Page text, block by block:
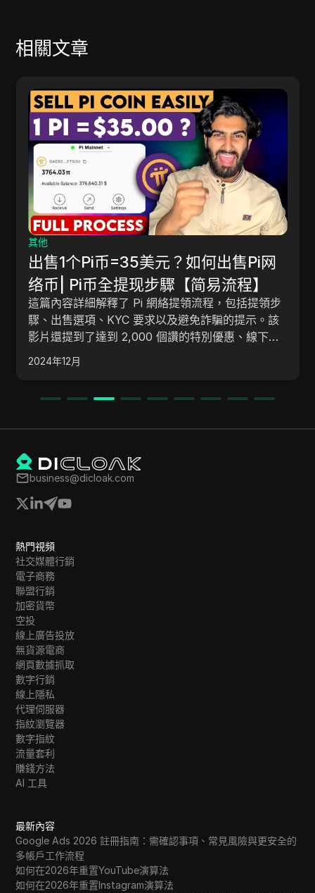
相關文章
加密貨幣
新的巨大 #cryptoairdroptoday | 在
#binance 賺取並申請免費的 Busd |
#instantwithdrawalairdrop
這篇內容概述了在加密貨幣中各種賺錢機會，特別是
通過幣安。 它討論了免費空投、如何領取代幣、參
加幣安支付、參與一美元遊戲，以及有關中本聰挖礦
的最新消息。 這篇文章強調了潛在的可觀收益，並
鼓勵因為時間敏感的機會而迅速行動。
2024年12月
business@dicloak.com
熱門視頻
社交媒體行銷
電子商務
聯盟行銷
加密貨幣
空投
線上廣告投放
無貨源電商
網頁數據抓取
數字行銷
線上隱私
代理伺服器
指紋瀏覽器
數字指紋
流量套利
賺錢方法
AI 工具
最新內容
Google Ads 2026 註冊指南：需確認事項、常見風險與更安全的
多帳戶工作流程
如何在2026年重置YouTube演算法
如何在2026年重置Instagram演算法